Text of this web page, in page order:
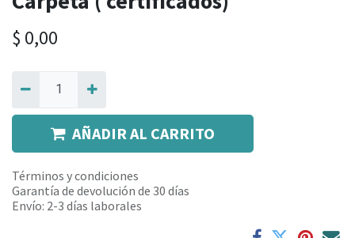
$ 0,00
AÑADIR AL CARRITO
Términos y condiciones
Garantía de devolución de 30 días
Envío: 2-3 días laborales